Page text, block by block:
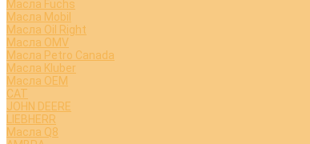
Масла Fuchs
Масла Mobil
Масла Oil Right
Масла OMV
Масла Petro Canada
Масла Kluber
Масла OEM
CAT
JOHN DEERE
LIEBHERR
Масла Q8